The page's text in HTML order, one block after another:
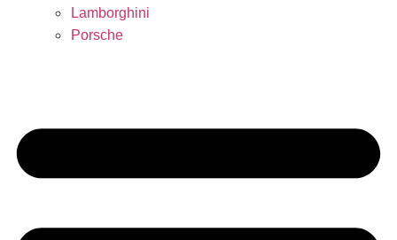
Lamborghini
Porsche